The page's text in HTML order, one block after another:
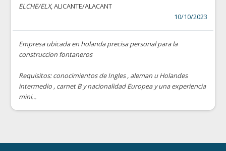
ELCHE/ELX, ALICANTE/ALACANT
10/10/2023
Empresa ubicada en holanda precisa personal para la
construccion fontaneros
Requisitos: conocimientos de Ingles , aleman u Holandes
intermedio , carnet B y nacionalidad Europea y una experiencia
mini...